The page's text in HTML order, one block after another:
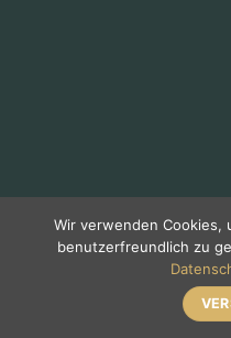
Wir verwenden Cookies,
benutzerfreundlich zu